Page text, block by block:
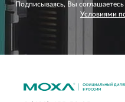
Подписываясь, Вы соглашаетесь
Условиями